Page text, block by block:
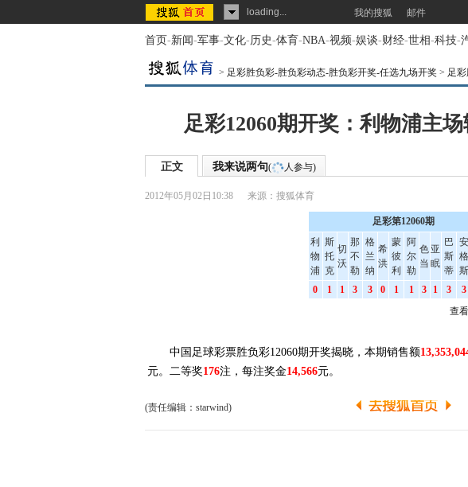
loading... 我的搜狐 邮件
首页-新闻-军事-文化-历史-体育-NBA-视频-娱谈-财经-世相-科技-
> 足彩胜负彩-胜负彩动态-胜负彩开奖-任选九场开奖 > 足
足彩12060期开奖：利物浦主
正文 我来说两句( 人参与)
2012年05月02日10:38 来源： 搜狐体育
足彩第12060期
利
物
浦
斯
托
克
切
沃
那
不
勒
格
兰
纳
希
洪
蒙
彼
利
阿
尔
勒
色
当
亚
眠
巴
斯
蒂
安
格
斯
0 1 1 3 3 0 1 1 3 1 3 3
查
中国足球彩票胜负彩12060期开奖揭晓，本期销售额
元。二等奖176注，每注奖金14,566元。
(责任编辑：starwind)